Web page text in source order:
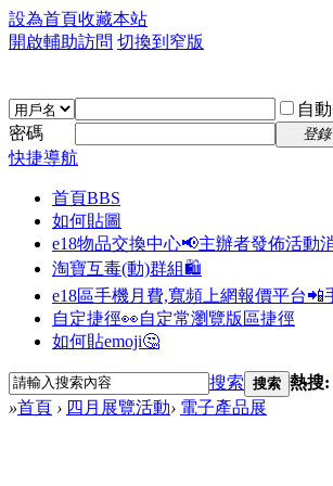
設為首頁收藏本站
開啟輔助訪問 切換到窄版
自
密碼
登錄
快捷導航
首頁BBS
如何貼圖
e18物品交換中心📢主辦者發佈活動
淘寶互毒(動)群組🛍️
e18區手機月費,寬頻上網報價平台📲
自定捷徑👀自定常瀏覽版區捷徑
如何貼emoji🤔
搜索 搜索 熱搜:
»首頁 › 四月展覽活動› 電子產品展